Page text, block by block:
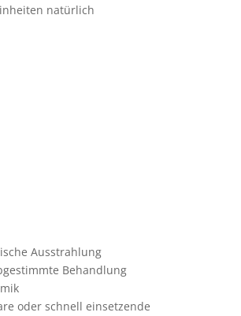
natürlich
Ausstrahlung
Behandlung
oder schnell einsetzende